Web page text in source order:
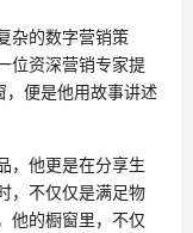
杂的数字营销策
位资深营销专家提
，便是他用故事讲述
，他更是在分享生
，不仅仅是满足物
他的橱窗里，不仅